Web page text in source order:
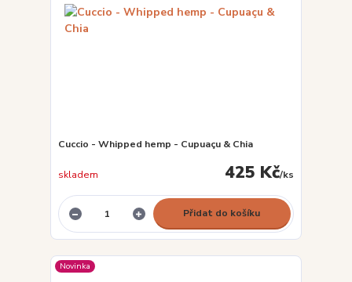
Cuccio - Whipped hemp - Cupuaçu & Chia
425 Kč/ks
skladem
Přidat do košíku
Novinka